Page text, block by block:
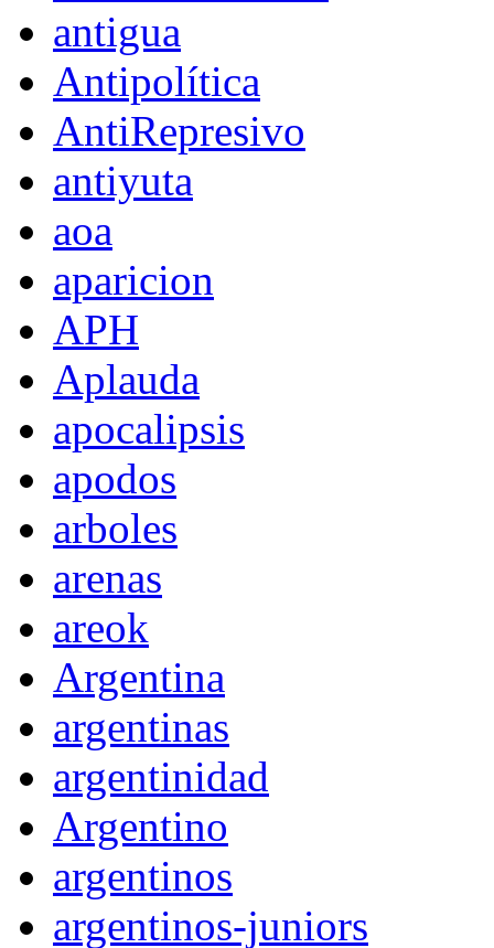
antigua
Antipolítica
AntiRepresivo
antiyuta
aoa
aparicion
APH
Aplauda
apocalipsis
apodos
arboles
arenas
areok
Argentina
argentinas
argentinidad
Argentino
argentinos
argentinos-juniors